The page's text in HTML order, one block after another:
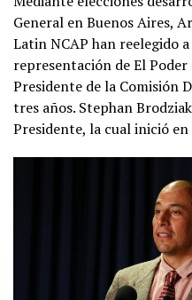
General en Buenos Aires,
Latin NCAP han reelegido
representación de El
Presidente de la Comisión
tres años. Stephan
Presidente, la cual inició en